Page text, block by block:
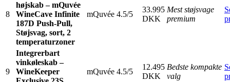
8
højskab – mQuvée
WineCave Infinite
187D Push-Pull,
Støjsvag, sort, 2
temperaturzoner
mQuvée 4.5/5
33.995
DKK
Mest støjsvage
premium
9
Integrerbart
vinkøleskab –
WineKeeper
mQuvée 4.5/5
12.495
DKK
Bedste kompakte
valg